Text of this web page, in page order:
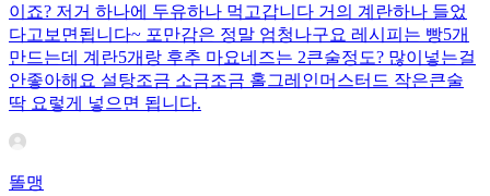
이죠? 저거 하나에 두유하나 먹고갑니다 거의 계란하나 들었
다고보면됩니다~ 포만감은 정말 엄청나구요 레시피는 빵5개
만드는데 계란5개랑 후추 마요네즈는 2큰술정도? 많이넣는걸
안좋아해요 설탕조금 소금조금 홀그레인머스터드 작은큰술
딱 요렇게 넣으면 됩니다.
똘맹